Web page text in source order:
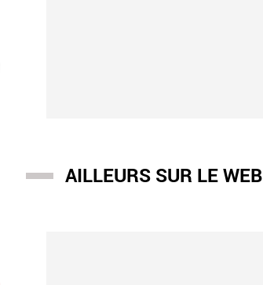
AILLEURS SUR LE WEB